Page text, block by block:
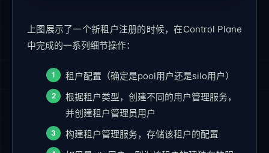
上图展示了一个新租户注册的时候，在Control Plane
中完成的一系列细节操作：
租户配置（确定是pool用户还是silo用户）
根据租户类型，创建不同的用户管理服务，
并创建租户管理员用户
构建租户管理服务，存储该租户的配置